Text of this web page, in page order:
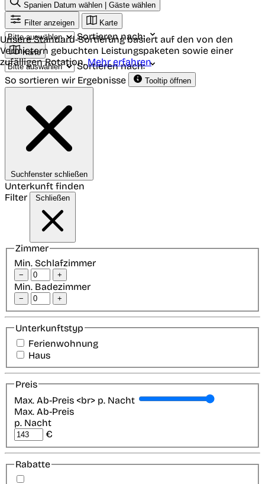
Spanien Datum wählen | Gäste wählen
Filter anzeigen
Karte
Sortieren nach:
Karte
Sortieren nach:
So sortieren wir Ergebnisse
Tooltip öffnen
Unsere Standard-Sortierung basiert auf den von den
Vermietern gebuchten Leistungspaketen sowie einer
zufälligen Rotation.Mehr erfahren
Suchfenster schließen
Unterkunft finden
Filter
Schließen
Zimmer
Min. Schlafzimmer
− +
Min. Badezimmer
− +
Unterkunftstyp
Ferienwohnung
Haus
Preis
Max. Ab-Preis <br> p. Nacht
Max. Ab-Preis
p. Nacht
€
Rabatte